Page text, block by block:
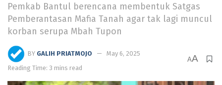
Pemkab Bantul berencana membentuk Satgas
Pemberantasan Mafia Tanah agar tak lagi muncul
korban serupa Mbah Tupon
BY GALIH PRIATMOJO
May 6, 2025
Reading Time: 3 mins read
AA